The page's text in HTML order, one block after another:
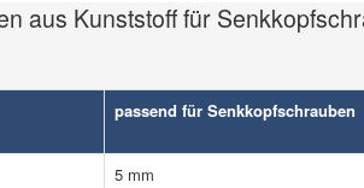
aus Kunststoff für
passend für Senkkopfschrauben
5 mm